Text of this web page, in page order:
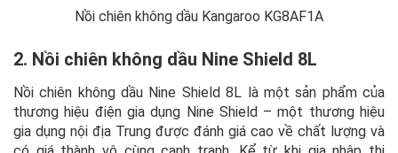
Nồi chiên không dầu Kangaroo KG8AF1A
2. Nồi chiên không dầu Nine Shield 8L
Nồi chiên không dầu Nine Shield 8L là một sản phẩm của
thương hiệu điện gia dụng Nine Shield – một thương hiệu
gia dụng nội địa Trung được đánh giá cao về chất lượng và